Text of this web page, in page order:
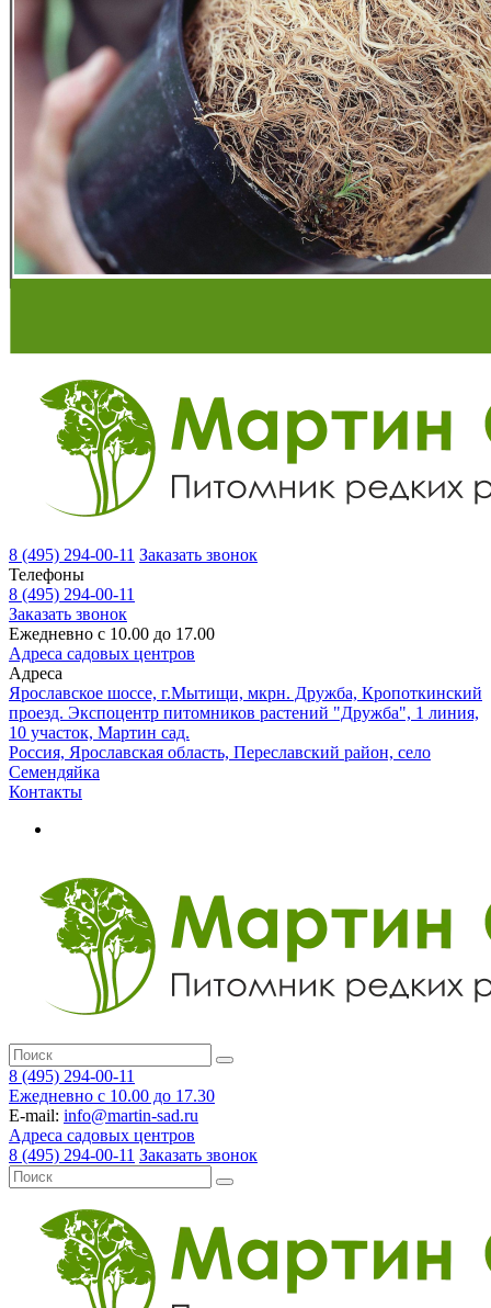
8 (495) 294-00-11 Заказать звонок
Телефоны
8 (495) 294-00-11
Заказать звонок
Ежедневно с 10.00 до 17.00
Адреса садовых центров
Адреса
Ярославское шоссе, г.Мытищи, мкрн. Дружба, Кропоткинский
проезд. Экспоцентр питомников растений "Дружба", 1 линия,
10 участок, Мартин сад.
Россия, Ярославская область, Переславский район, село
Семендяйка
Контакты
8 (495) 294-00-11
Ежедневно с 10.00 до 17.30
E-mail: info@martin-sad.ru
Адреса садовых центров
8 (495) 294-00-11 Заказать звонок